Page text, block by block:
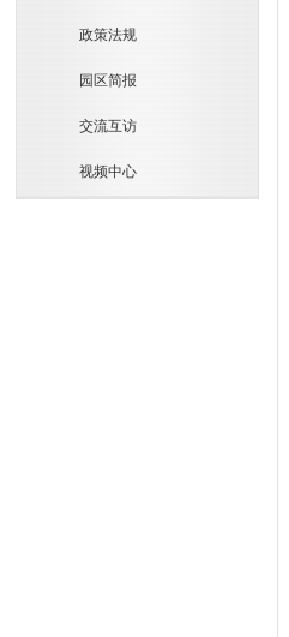
政策法规
园区简报
交流互访
视频中心